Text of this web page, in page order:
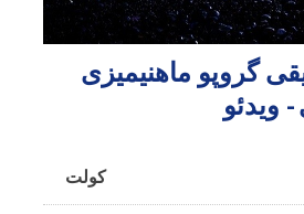
گروپو ماهنیمیزی
ویدئو
کولت